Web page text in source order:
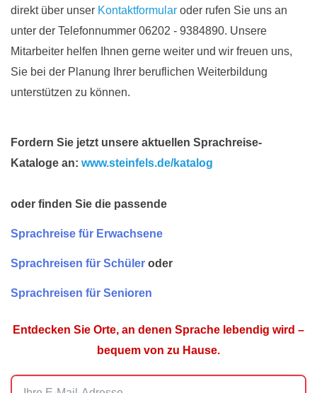
direkt über unser Kontaktformular oder rufen Sie uns an
unter der Telefonnummer 06202 - 9384890. Unsere
Mitarbeiter helfen Ihnen gerne weiter und wir freuen uns,
Sie bei der Planung Ihrer beruflichen Weiterbildung
unterstützen zu können.
Fordern Sie jetzt unsere aktuellen Sprachreise-
Kataloge an: www.steinfels.de/katalog
oder finden Sie die passende
Sprachreise für Erwachsene
Sprachreisen für Schüler oder
Sprachreisen für Senioren
Entdecken Sie Orte, an denen Sprache lebendig wird –
bequem von zu Hause.